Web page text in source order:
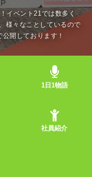
イベント21では数多く
様々なことしているので
開しております！
1日1物語
社員紹介